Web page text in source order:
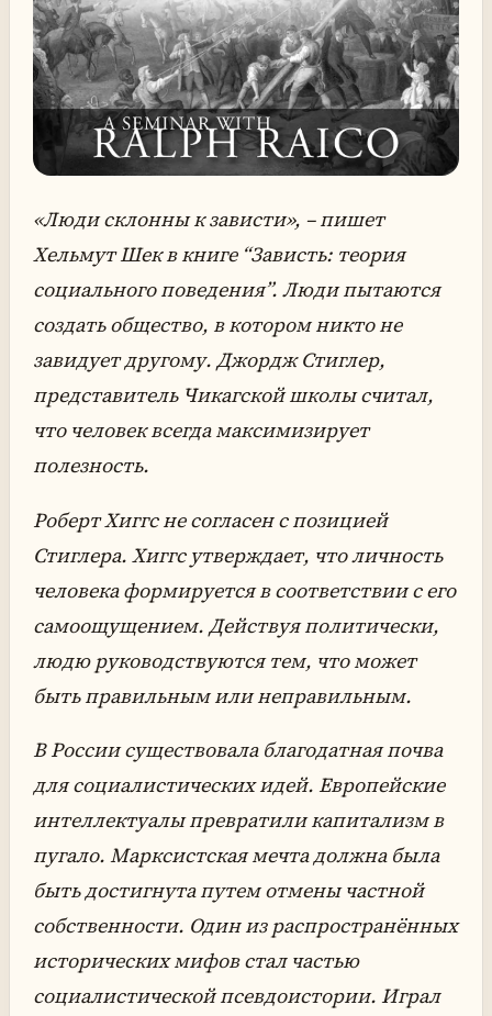
«Люди склонны к зависти», – пишет
Хельмут Шек в книге “Зависть: теория
социального поведения”. Люди пытаются
создать общество, в котором никто не
завидует другому. Джордж Стиглер,
представитель Чикагской школы считал,
что человек всегда максимизирует
полезность.
Роберт Хиггс не согласен с позицией
Стиглера. Хиггс утверждает, что личность
человека формируется в соответствии с его
самоощущением. Действуя политически,
людю руководствуются тем, что может
быть правильным или неправильным.
В России существовала благодатная почва
для социалистических идей. Европейские
интеллектуалы превратили капитализм в
пугало. Марксистская мечта должна была
быть достигнута путем отмены частной
собственности. Один из распространённых
исторических мифов стал частью
социалистической псевдоистории. Играл